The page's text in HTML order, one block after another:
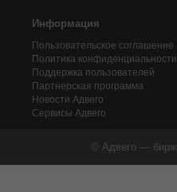
Информация
Пользовательское соглашение
Политика конфиденциальности
Поддержка пользователей
Партнерская программа
Новости Адвего
Сервисы Адвего
© Адвего —